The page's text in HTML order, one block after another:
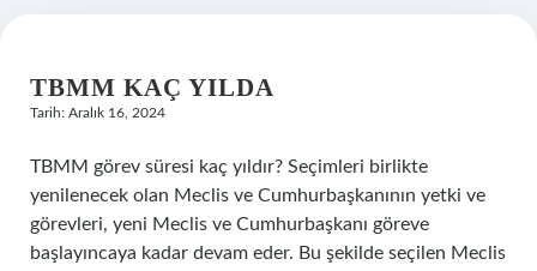
TBMM KAÇ YILDA
Tarih: Aralık 16, 2024
TBMM görev süresi kaç yıldır? Seçimleri birlikte
yenilenecek olan Meclis ve Cumhurbaşkanının yetki ve
görevleri, yeni Meclis ve Cumhurbaşkanı göreve
başlayıncaya kadar devam eder. Bu şekilde seçilen Meclis